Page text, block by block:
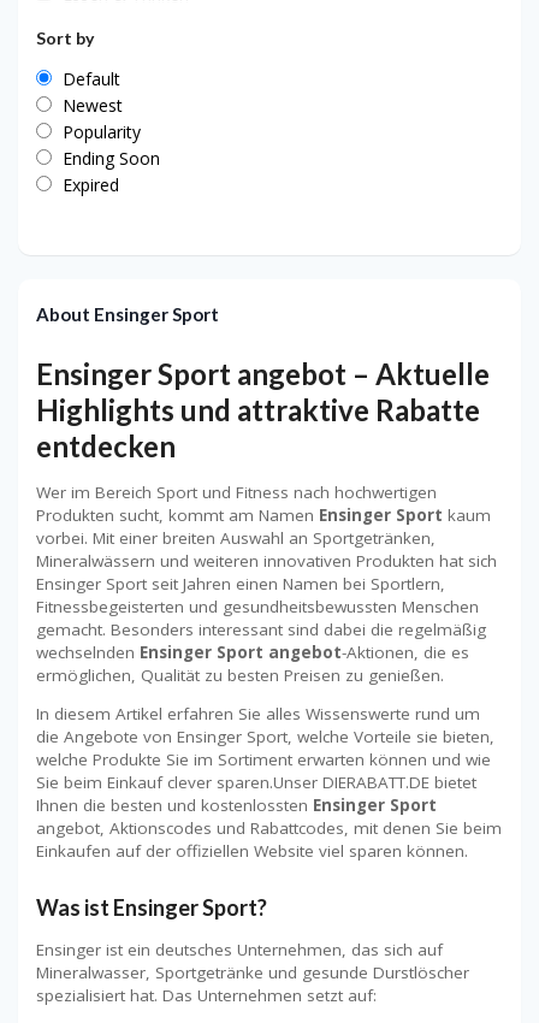
Sort by
Default
Newest
Popularity
Ending Soon
Expired
About Ensinger Sport
Ensinger Sport angebot – Aktuelle
Highlights und attraktive Rabatte
entdecken
Wer im Bereich Sport und Fitness nach hochwertigen
Produkten sucht, kommt am Namen Ensinger Sport kaum
vorbei. Mit einer breiten Auswahl an Sportgetränken,
Mineralwässern und weiteren innovativen Produkten hat sich
Ensinger Sport seit Jahren einen Namen bei Sportlern,
Fitnessbegeisterten und gesundheitsbewussten Menschen
gemacht. Besonders interessant sind dabei die regelmäßig
wechselnden Ensinger Sport angebot-Aktionen, die es
ermöglichen, Qualität zu besten Preisen zu genießen.
In diesem Artikel erfahren Sie alles Wissenswerte rund um
die Angebote von Ensinger Sport, welche Vorteile sie bieten,
welche Produkte Sie im Sortiment erwarten können und wie
Sie beim Einkauf clever sparen.Unser DIERABATT.DE bietet
Ihnen die besten und kostenlossten Ensinger Sport
angebot, Aktionscodes und Rabattcodes, mit denen Sie beim
Einkaufen auf der offiziellen Website viel sparen können.
Was ist Ensinger Sport?
Ensinger ist ein deutsches Unternehmen, das sich auf
Mineralwasser, Sportgetränke und gesunde Durstlöscher
spezialisiert hat. Das Unternehmen setzt auf: